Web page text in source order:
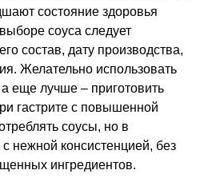
состояние здоровья
соуса следует
состав, дату производства,
Желательно использовать
еще лучше – приготовить
гастрите с повышенной
соусы, но в
нежной консистенцией, без
ингредиентов.